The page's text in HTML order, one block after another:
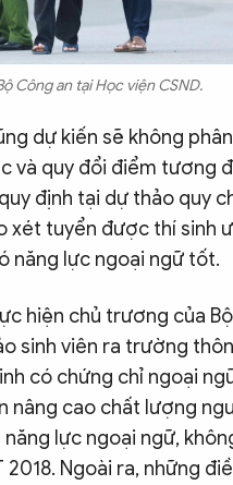
Công an tại Học viện CSND.
dự kiến sẽ không
và quy đổi điểm tương
định tại dự thảo quy
xét tuyển được thí sinh
năng lực ngoại ngữ tốt.
hiện chủ trương của
sinh viên ra trường
có chứng chỉ ngoại
nâng cao chất lượng
lực ngoại ngữ,
Ngoài ra, những